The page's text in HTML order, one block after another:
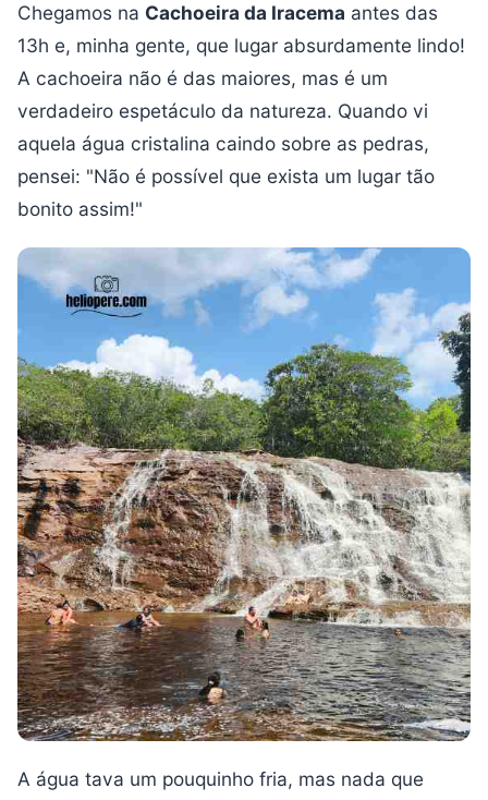
Chegamos na Cachoeira da Iracema antes das
13h e, minha gente, que lugar absurdamente lindo!
A cachoeira não é das maiores, mas é um
verdadeiro espetáculo da natureza. Quando vi
aquela água cristalina caindo sobre as pedras,
pensei: "Não é possível que exista um lugar tão
bonito assim!"
A água tava um pouquinho fria, mas nada que